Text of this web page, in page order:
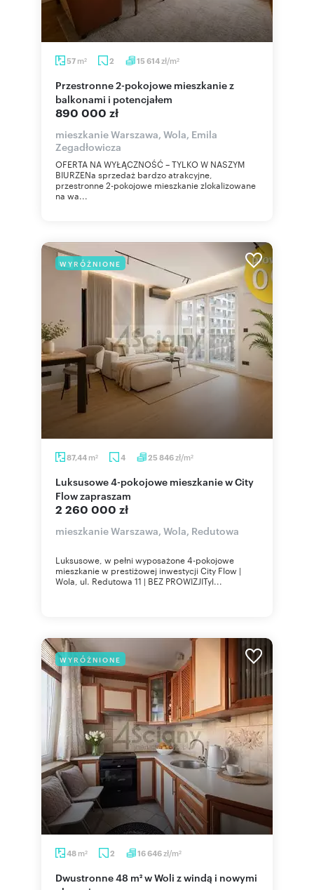
57 m2 2 15 614zł/m2
Przestronne 2-pokojowe mieszkanie z
balkonami i potencjałem
890 000 zł
mieszkanie Warszawa, Wola, Emila
Zegadłowicza
OFERTA NA WYŁĄCZNOŚĆ – TYLKO W NASZYM
BIURZENa sprzedaż bardzo atrakcyjne,
przestronne 2-pokojowe mieszkanie zlokalizowane
na wa...
WYRÓŻNIONE
87,44 m2 4 25 846zł/m2
Luksusowe 4-pokojowe mieszkanie w City
Flow zapraszam
2 260 000 zł
mieszkanie Warszawa, Wola, Redutowa
Luksusowe, w pełni wyposażone 4-pokojowe
mieszkanie w prestiżowej inwestycji City Flow |
Wola, ul. Redutowa 11 | BEZ PROWIZJITyl...
WYRÓŻNIONE
48 m2 2 16 646zł/m2
Dwustronne 48 m² w Woli z windą i nowymi